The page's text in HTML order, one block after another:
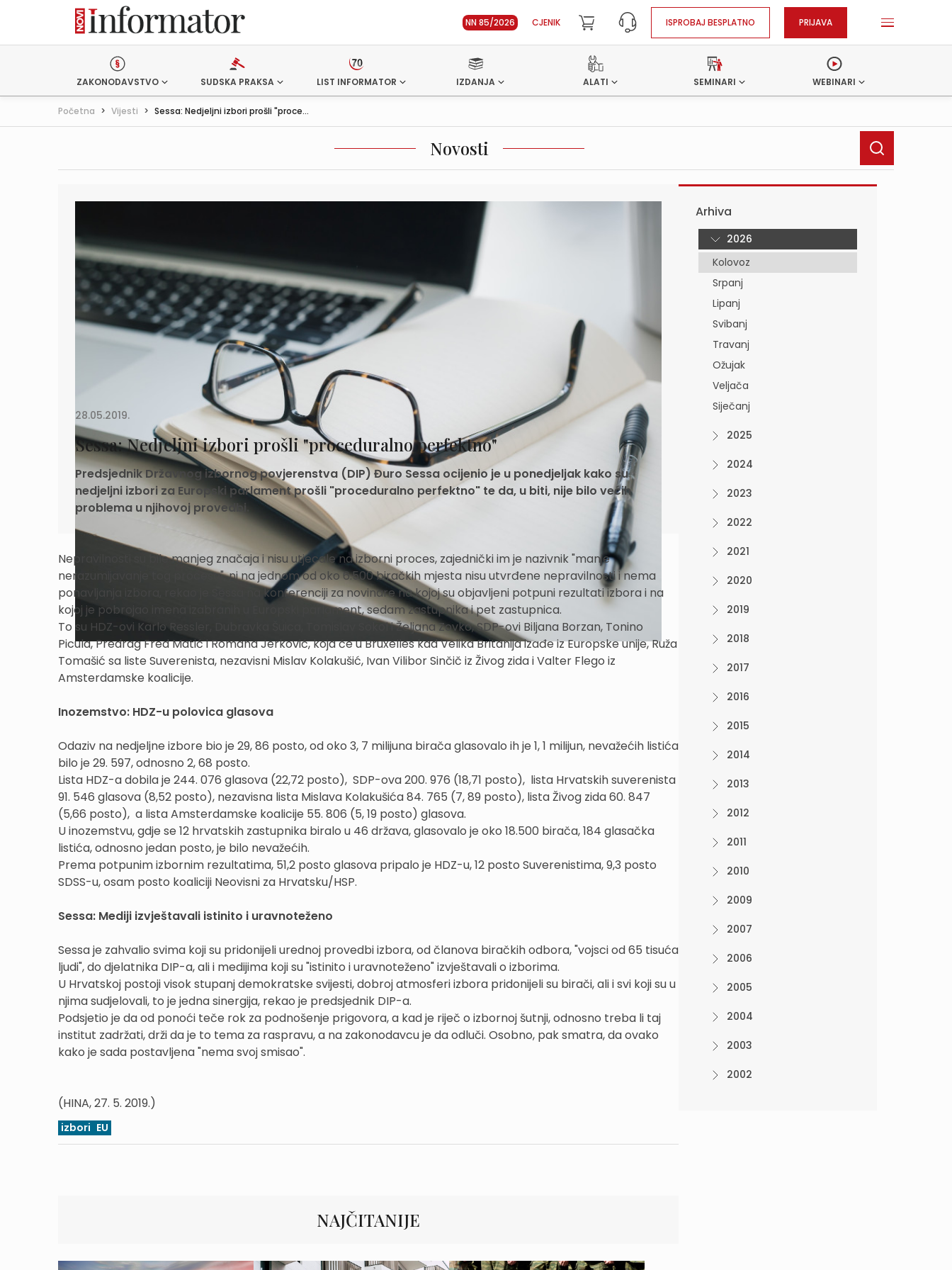
NN 85/2026 CJENIK ISPROBAJ BESPLATNO PRIJAVA
ZAKONODAVSTVO SUDSKA PRAKSA LIST INFORMATOR IZDANJA ALATI SEMINARI WEBINARI
Početna > Vijesti > Sessa: Nedjeljni izbori prošli "proce...
Novosti
28.05.2019.
Sessa: Nedjeljni izbori prošli "proceduralno perfektno"
Predsjednik Državnog izbornog povjerenstva (DIP) Đuro Sessa ocijenio je u ponedjeljak kako su
nedjeljni izbori za Europski parlament prošli "proceduralno perfektno" te da, u biti, nije bilo većih
problema u njihovoj provedbi.
Nepravilnosti su bile manjeg značaja i nisu utjecale na izborni proces, zajednički im je nazivnik "manje
nerazumijavanje tog procesa", ni na jednom od oko 6.500 biračkih mjesta nisu utvrđene nepravilnosti i nema
ponavljanja izbora, rekao je Sessa na konferenciji za novinare na kojoj su objavljeni potpuni rezultati izbora i na
kojoj je pobrojao imena izabranih u Europski parlament, sedam zastupnika i pet zastupnica.
To su HDZ-ovi Karlo Ressler, Dubravka Šuica, Tomislav Sokol i Željana Zovko, SDP-ovi Biljana Borzan, Tonino
Picula, Predrag Fred Matić i Romana Jerković, koja će u Bruxelles kad Velika Britanija izađe iz Europske unije, Ruža
Tomašić sa liste Suverenista, nezavisni Mislav Kolakušić, Ivan Vilibor Sinčič iz Živog zida i Valter Flego iz
Amsterdamske koalicije.
Inozemstvo: HDZ-u polovica glasova
Odaziv na nedjeljne izbore bio je 29, 86 posto, od oko 3, 7 milijuna birača glasovalo ih je 1, 1 milijun, nevažećih listića
bilo je 29. 597, odnosno 2, 68 posto.
Lista HDZ-a dobila je 244. 076 glasova (22,72 posto), SDP-ova 200. 976 (18,71 posto), lista Hrvatskih suverenista
91. 546 glasova (8,52 posto), nezavisna lista Mislava Kolakušića 84. 765 (7, 89 posto), lista Živog zida 60. 847
(5,66 posto), a lista Amsterdamske koalicije 55. 806 (5, 19 posto) glasova.
U inozemstvu, gdje se 12 hrvatskih zastupnika biralo u 46 država, glasovalo je oko 18.500 birača, 184 glasačka
listića, odnosno jedan posto, je bilo nevažećih.
Prema potpunim izbornim rezultatima, 51,2 posto glasova pripalo je HDZ-u, 12 posto Suverenistima, 9,3 posto
SDSS-u, osam posto koaliciji Neovisni za Hrvatsku/HSP.
Sessa: Mediji izvještavali istinito i uravnoteženo
Sessa je zahvalio svima koji su pridonijeli urednoj provedbi izbora, od članova biračkih odbora, "vojsci od 65 tisuća
ljudi", do djelatnika DIP-a, ali i medijima koji su "istinito i uravnoteženo" izvještavali o izborima.
U Hrvatskoj postoji visok stupanj demokratske svijesti, dobroj atmosferi izbora pridonijeli su birači, ali i svi koji su u
njima sudjelovali, to je jedna sinergija, rekao je predsjednik DIP-a.
Podsjetio je da od ponoći teče rok za podnošenje prigovora, a kad je riječ o izbornoj šutnji, odnosno treba li taj
institut zadržati, drži da je to tema za raspravu, a na zakonodavcu je da odluči. Osobno, pak smatra, da ovako
kako je sada postavljena "nema svoj smisao".
(HINA, 27. 5. 2019.)
izbori EU
NAJČITANIJE
Arhiva
2026
Kolovoz
Srpanj
Lipanj
Svibanj
Travanj
Ožujak
Veljača
Siječanj
2025
2024
2023
2022
2021
2020
2019
2018
2017
2016
2015
2014
2013
2012
2011
2010
2009
2007
2006
2005
2004
2003
2002